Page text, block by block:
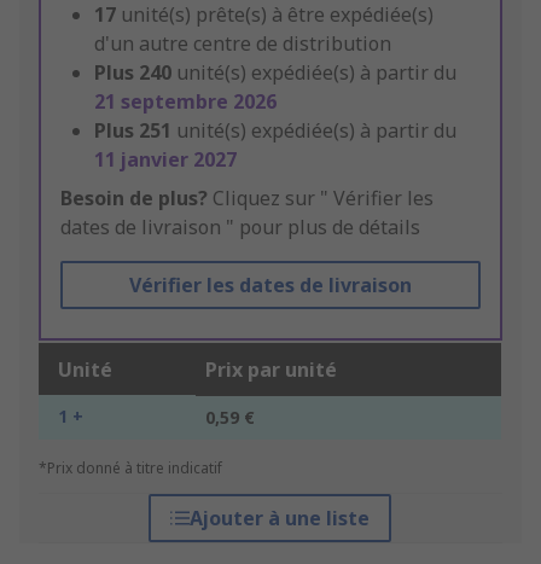
17 unité(s) prête(s) à être expédiée(s)
d'un autre centre de distribution
Plus 240 unité(s) expédiée(s) à partir du
21 septembre 2026
Plus 251 unité(s) expédiée(s) à partir du
11 janvier 2027
Besoin de plus? Cliquez sur " Vérifier les
dates de livraison " pour plus de détails
Vérifier les dates de livraison
Unité Prix par unité
1 + 0,59 €
*Prix donné à titre indicatif
Ajouter à une liste